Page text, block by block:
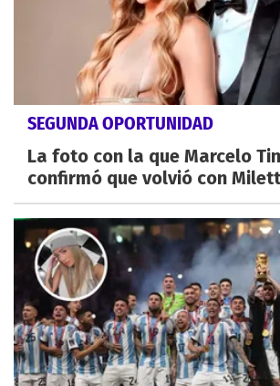
SEGUNDA OPORTUNIDAD
La foto con la que Marcelo
confirmó que volvió con